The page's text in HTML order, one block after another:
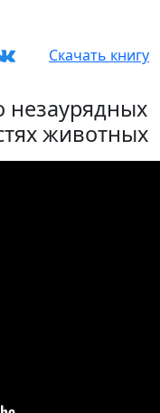
Скачать книгу
незаурядных
животных